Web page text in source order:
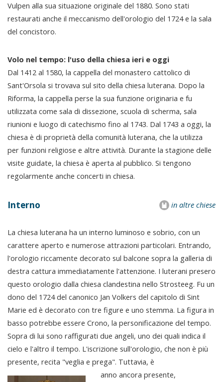
Vulpen alla sua situazione originale del 1880. Sono stati
restaurati anche il meccanismo dell'orologio del 1724 e la sala
del concistoro.
Volo nel tempo: l'uso della chiesa ieri e oggi
Dal 1412 al 1580, la cappella del monastero cattolico di
Sant'Orsola si trovava sul sito della chiesa luterana. Dopo la
Riforma, la cappella perse la sua funzione originaria e fu
utilizzata come sala di dissezione, scuola di scherma, sala
riunioni e luogo di catechismo fino al 1743. Dal 1743 a oggi, la
chiesa è di proprietà della comunità luterana, che la utilizza
per funzioni religiose e altre attività. Durante la stagione delle
visite guidate, la chiesa è aperta al pubblico. Si tengono
regolarmente anche concerti in chiesa.
in altre chiese
Interno
La chiesa luterana ha un interno luminoso e sobrio, con un
carattere aperto e numerose attrazioni particolari. Entrando,
l'orologio riccamente decorato sul balcone sopra la galleria di
destra cattura immediatamente l'attenzione. I luterani presero
questo orologio dalla chiesa clandestina nello Strosteeg. Fu un
dono del 1724 del canonico Jan Volkers del capitolo di Sint
Marie ed è decorato con tre figure e uno stemma. La figura in
basso potrebbe essere Crono, la personificazione del tempo.
Sopra di lui sono raffigurati due angeli, uno dei quali indica il
cielo e l'altro il tempo. L'iscrizione sull'orologio, che non è più
presente, recita "veglia e prega". Tuttavia, è
anno ancora presente,